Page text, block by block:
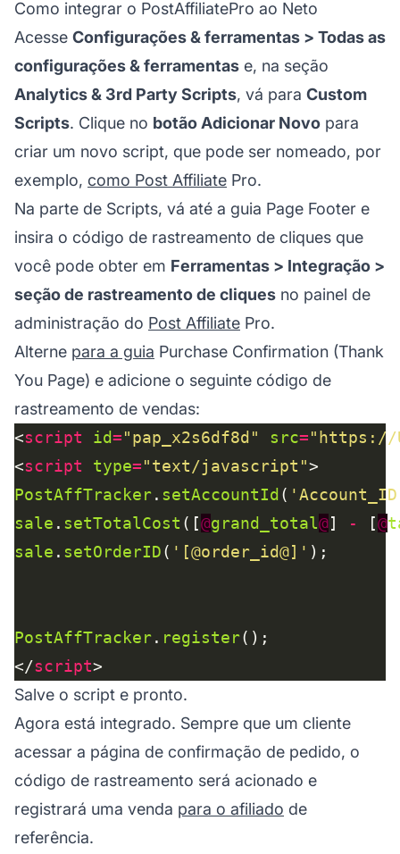
Como integrar o PostAffiliatePro ao Neto
Acesse Configurações & ferramentas > Todas as
configurações & ferramentas e, na seção
Analytics & 3rd Party Scripts, vá para Custom
Scripts. Clique no botão Adicionar Novo para
criar um novo script, que pode ser nomeado, por
exemplo, como Post Affiliate Pro.
Na parte de Scripts, vá até a guia Page Footer e
insira o código de rastreamento de cliques que
você pode obter em Ferramentas > Integração >
seção de rastreamento de cliques no painel de
administração do Post Affiliate Pro.
Alterne para a guia Purchase Confirmation (Thank
You Page) e adicione o seguinte código de
rastreamento de vendas:
<script id="pap_x2s6df8d" src="https://
<script type="text/javascript"
PostAffTracker. setAccountId(
sale . setTotalCost ([@grand_total@] - [@
sale . setOrderID( '[@order_id@]'
PostAffTracker. register
</script
Salve o script e pronto.
Agora está integrado. Sempre que um cliente
acessar a página de confirmação de pedido, o
código de rastreamento será acionado e
registrará uma venda para o afiliado de
referência.